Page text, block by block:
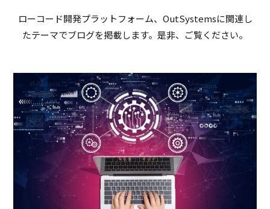
ローコード開発プラットフォーム、OutSystemsに関連し
たテーマでブログを掲載します。是非、ご覧ください。